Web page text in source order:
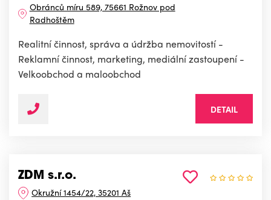
Obránců míru 589, 75661 Rožnov pod
Radhoštěm
Realitní činnost, správa a údržba nemovitostí -
Reklamní činnost, marketing, mediální zastoupení -
Velkoobchod a maloobchod
DETAIL
ZDM s.r.o.
Okružní 1454/22, 35201 Aš